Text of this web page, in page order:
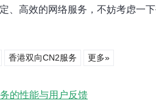
、高效的网络服务，不妨考虑一下
香港双向CN2服务 更多»
的性能与用户反馈